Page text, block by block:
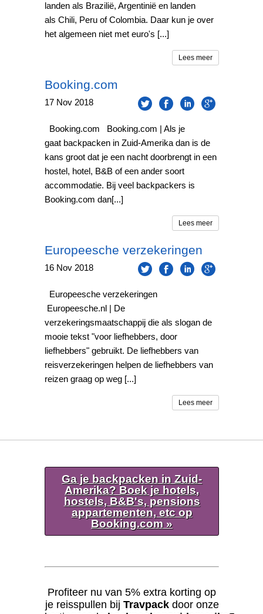
landen als Brazilië, Argentinië en landen
als Chili, Peru of Colombia. Daar kun je over
het algemeen niet met euro's [...]
Lees meer
Booking.com
17 Nov 2018
Booking.com Booking.com | Als je
gaat backpacken in Zuid-Amerika dan is de
kans groot dat je een nacht doorbrengt in een
hostel, hotel, B&B of een ander soort
accommodatie. Bij veel backpackers is
Booking.com dan[...]
Lees meer
Europeesche verzekeringen
16 Nov 2018
Europeesche verzekeringen
Europeesche.nl | De
verzekeringsmaatschappij die als slogan de
mooie tekst "voor liefhebbers, door
liefhebbers" gebruikt. De liefhebbers van
reisverzekeringen helpen de liefhebbers van
reizen graag op weg [...]
Lees meer
Ga je backpacken in Zuid-
Amerika? Boek je hotels,
hostels, B&B's, pensions
appartementen, etc op
Booking.com »
Profiteer nu van 5% extra korting op
je reisspullen bij Travpackdoor onze